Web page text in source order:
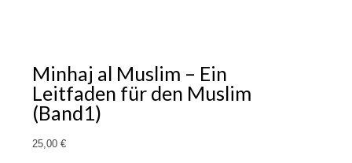
Minhaj al Muslim – Ein
Leitfaden für den Muslim
(Band1)
25,00 €